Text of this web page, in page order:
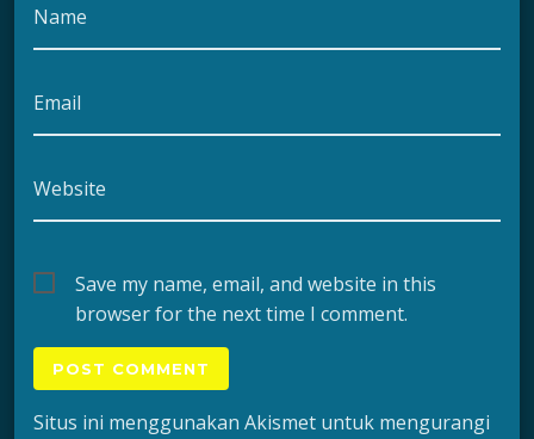
Name
Email
Website
Save my name, email, and website in this
browser for the next time I comment.
Situs ini menggunakan Akismet untuk mengurangi